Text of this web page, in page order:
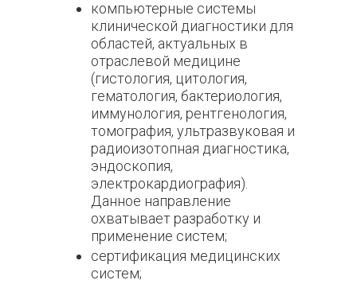
компьютерные системы
клинической диагностики для
областей, актуальных в
отраслевой медицине
(гистология, цитология,
гематология, бактериология,
иммунология, рентгенология,
томография, ультразвуковая и
радиоизотопная диагностика,
эндоскопия,
электрокардиография).
Данное направление
охватывает разработку и
применение систем;
сертификация медицинских
систем;